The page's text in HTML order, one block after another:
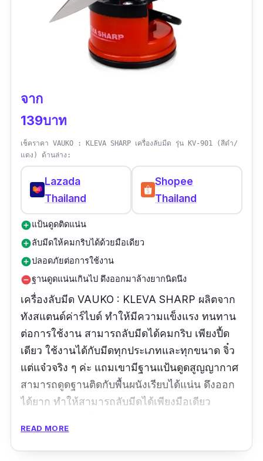
จาก
139บาท
เช็คราคา VAUKO : KLEVA SHARP เครื่องลับมีด รุ่น KV-901 (สีดำ/
แดง) ด้านล่าง:
Lazada
Thailand
Shopee
Thailand
add_circleแป้นดูดติดแน่น
add_circleลับมีดให้คมกริบได้ด้วยมือเดียว
add_circleปลอดภัยต่อการใช้งาน
remove_circleฐานดูดแน่นเกินไป ดึงออกมาล้างยากนิดนึง
เครื่องลับมีด VAUKO : KLEVA SHARP ผลิตจาก
ทังสแตนด์ค่าร์ไบด์ ทำให้มีความแข็งแรง ทนทาน
ต่อการใช้งาน สามารถลับมีดได้คมกริบ เพียงปื้ด
เดียว ใช้งานได้กับมีดทุกประเภทและทุกขนาด จิ๋ว
แต่แจ๋วจริง ๆ ค่ะ แถมเขามีฐานแป้นดูดสูญญากาศ
สามารถดูดฐานติดกับพื้นผนังเรียบได้แน่น ดึงออก
ได้ยาก ทำให้สามารถลับมีดได้เพียงมือเดียว
ล้างด้วยน้ำเปล่าแล้วเช็ดให้แห้ง
READ MORE